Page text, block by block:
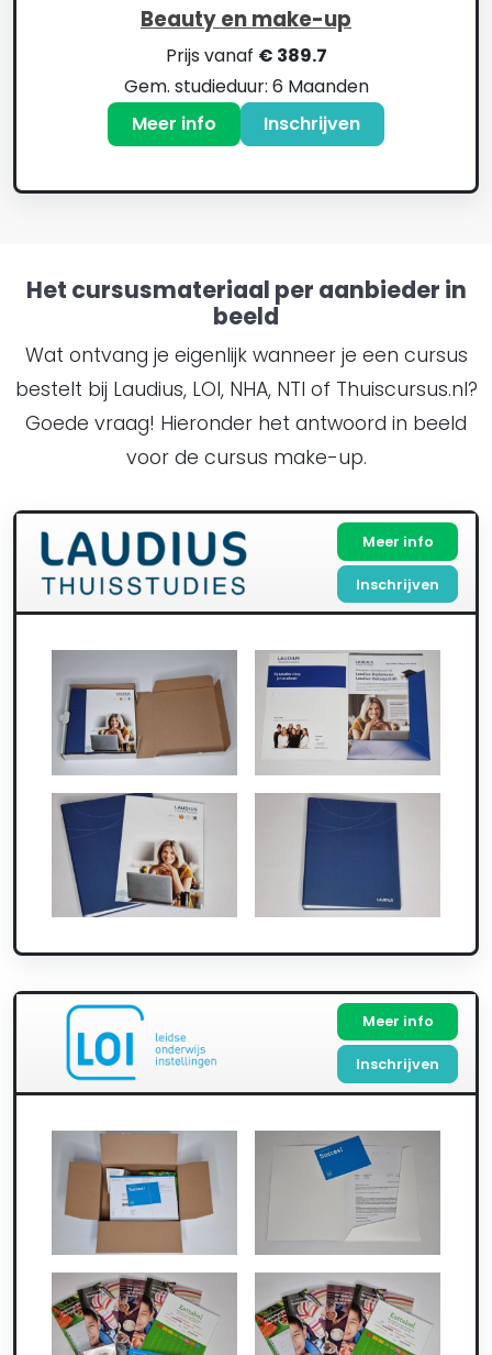
Beauty en make-up
Prijs vanaf € 389.7
Gem. studieduur: 6 Maanden
Meer info
Inschrijven
Het cursusmateriaal per aanbieder in
beeld
Wat ontvang je eigenlijk wanneer je een cursus
bestelt bij Laudius, LOI, NHA, NTI of Thuiscursus.nl?
Goede vraag! Hieronder het antwoord in beeld
voor de cursus make-up.
Meer info
Inschrijven
Meer info
Inschrijven